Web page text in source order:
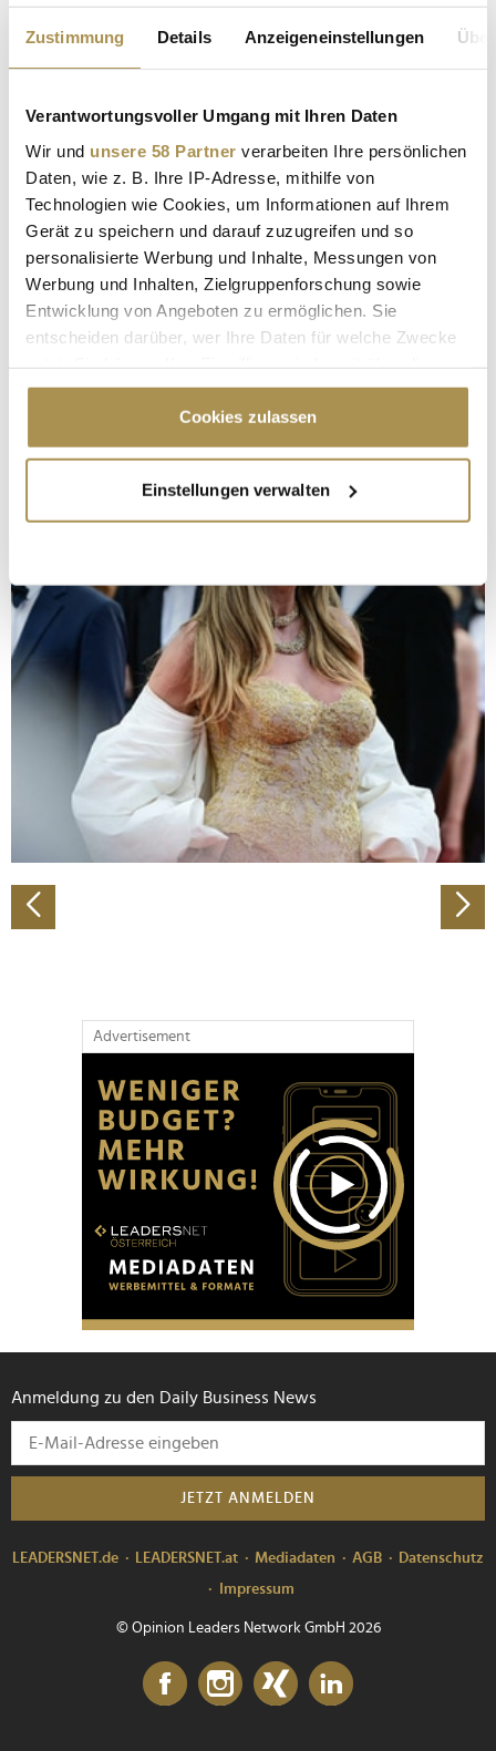
Zustimmung Details Anzeigeneinstellungen
Verantwortungsvoller Umgang mit Ihren Daten
Wir und unsere 58 Partner verarbeiten Ihre persönlichen
Daten, wie z. B. Ihre IP-Adresse, mithilfe von
Technologien wie Cookies, um Informationen auf Ihrem
Gerät zu speichern und darauf zuzugreifen und so
personalisierte Werbung und Inhalte, Messungen von
Werbung und Inhalten, Zielgruppenforschung sowie
Entwicklung von Angeboten zu ermöglichen. Sie
entscheiden darüber, wer Ihre Daten für welche Zwecke
Cookie-Erklärung oder durch Klicken auf das Privacy
Trigger Symbol ändern oder widerrufen
Informationen über Ihre geografische Lage
erfassen, welche bis auf einige Meter genau sein
bestimmten Merkmalen (Fingerprinting) identifizieren
Erfahren Sie mehr darüber, wie Ihre persönlichen Daten
verarbeitet werden, und legen Sie Ihre Präferenzen im
Abschnitt Einzelheitenfest.
Wir verwenden Cookies, um Inhalte und Anzeigen zu
personalisieren, Funktionen für soziale Medien anbieten
zu können und die Zugriffe auf unsere Website zu
analysieren. Außerdem geben wir Informationen zu Ihrer
Verwendung unserer Website an unsere Partner für
Partner führen diese Informationen möglicherweise mit
weiteren Daten zusammen, die Sie ihnen bereitgestellt
Cookies zulassen
Einstellungen verwalten
Advertisement
Anmeldung zu den Daily Business News
JETZT ANMELDEN
LEADERSNET.de LEADERSNET.at Mediadaten AGB
Datenschutz
Impressum
© Opinion Leaders Network GmbH 2026